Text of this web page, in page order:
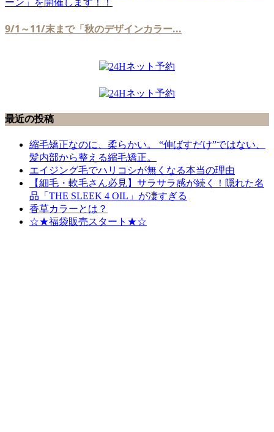
9/1～11/末まで「秋のデザインカラー...
最近の投稿
縮毛矯正なのに、柔らかい。 “伸ばすだけ”ではない、
髪内部から整える縮毛矯正。
エイジング毛でハリコシが無くなる本当の理由
【細毛・軟毛さん必見】サラサラ感が続く！隠れた名
品「THE SLEEK 4 OIL」が凄すぎる
香草カラーとは？
☆★福袋販売スタート★☆